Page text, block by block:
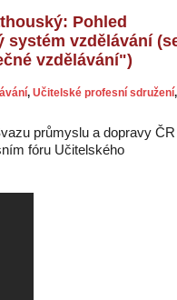
Pohled
systém vzdělávání
vzdělávání")
, Učitelské profesní sdružení,
průmyslu a dopravy ČR
fóru Učitelského